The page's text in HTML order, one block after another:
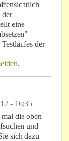
der
eine
der
.
- 16:35
die oben
und
sich dazu